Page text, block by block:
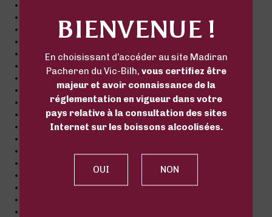
novembre 2020
septembre 2020
août 2020
juin 2020
mai 2020
avril 2020
mars 2020
septembre 2019
BIENVENUE !
En choisissant d’accéder au site Madiran
Pacheren du Vic-Bilh, vous certifiez être
majeur et avoir connaissance de la
réglementation en vigueur dans votre
pays relative à la consultation des sites
Internet sur les boissons alcoolisées.